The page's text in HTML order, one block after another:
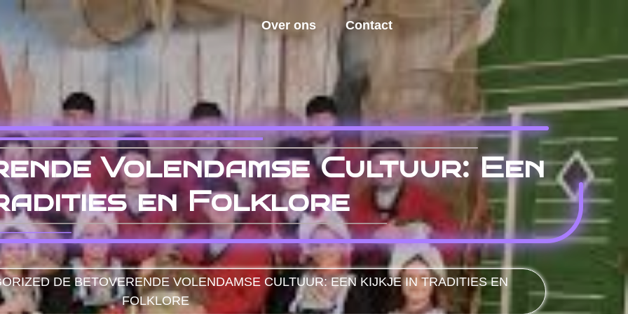
Over ons Contact
Volendamse Cultuur: Een
en Folklore
DE BETOVERENDE VOLENDAMSE CULTUUR: EEN KIJKJE IN TRADITIES EN
FOLKLORE